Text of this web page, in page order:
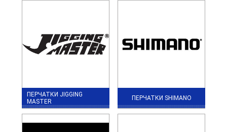
ПЕРЧАТКИ JIGGING
MASTER
ПЕРЧАТКИ SHIMANO